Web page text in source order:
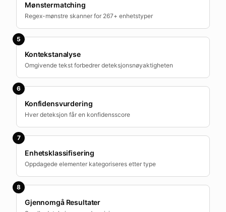
Mønstermatching
Regex-mønstre skanner for 267+ enhetstyper
5
Kontekstanalyse
Omgivende tekst forbedrer deteksjonsnøyaktigheten
6
Konfidensvurdering
Hver deteksjon får en konfidensscore
7
Enhetsklassifisering
Oppdagede elementer kategoriseres etter type
8
Gjennomgå Resultater